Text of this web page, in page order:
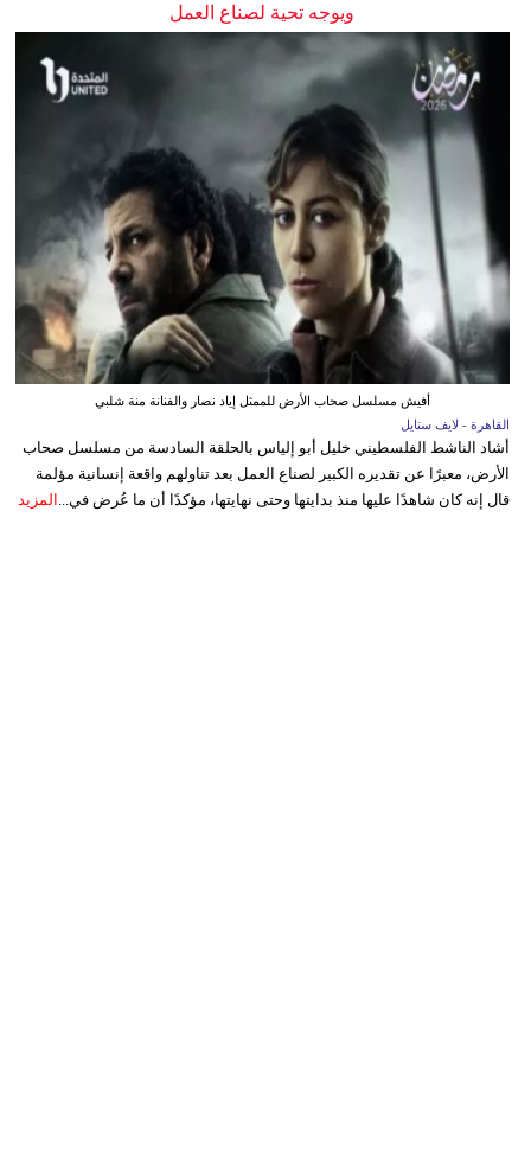
ويوجه تحية لصناع العمل
أفيش مسلسل صحاب الأرض للممثل إياد نصار والفنانة منة شلبي
القاهرة - لايف ستايل
أشاد الناشط الفلسطيني خليل أبو إلياس بالحلقة السادسة من مسلسل صحاب
الأرض، معبرًا عن تقديره الكبير لصناع العمل بعد تناولهم واقعة إنسانية مؤلمة
قال إنه كان شاهدًا عليها منذ بدايتها وحتى نهايتها، مؤكدًا أن ما عُرض في... المزيد